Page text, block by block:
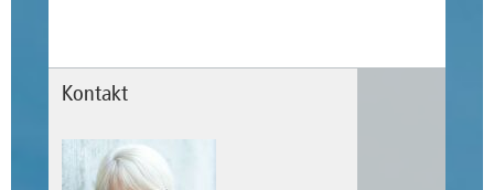
Kontakt